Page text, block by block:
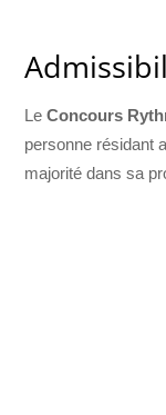
LeConcours
personne résidant
majorité dans sa